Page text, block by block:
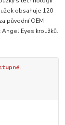
obsahuje 120
původní OEM
Eyes kroužků.